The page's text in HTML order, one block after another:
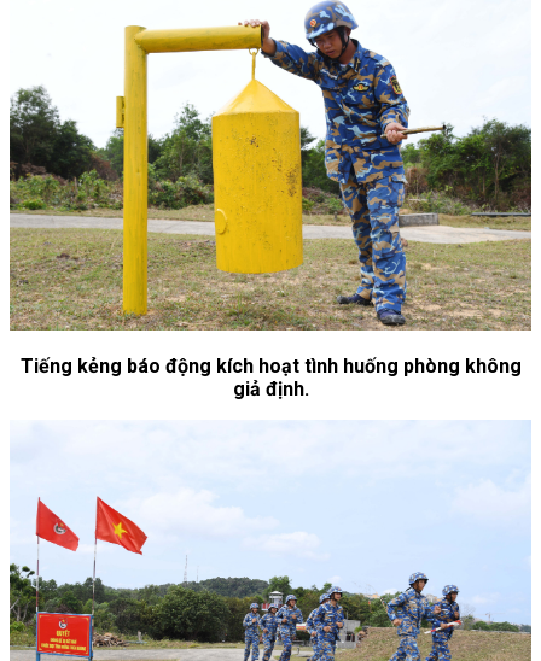
Tiếng kẻng báo động kích hoạt tình huống phòng không
giả định.